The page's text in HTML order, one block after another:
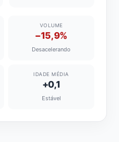
VOLUME
−15,9%
Desacelerando
IDADE MÉDIA
+0,1
Estável